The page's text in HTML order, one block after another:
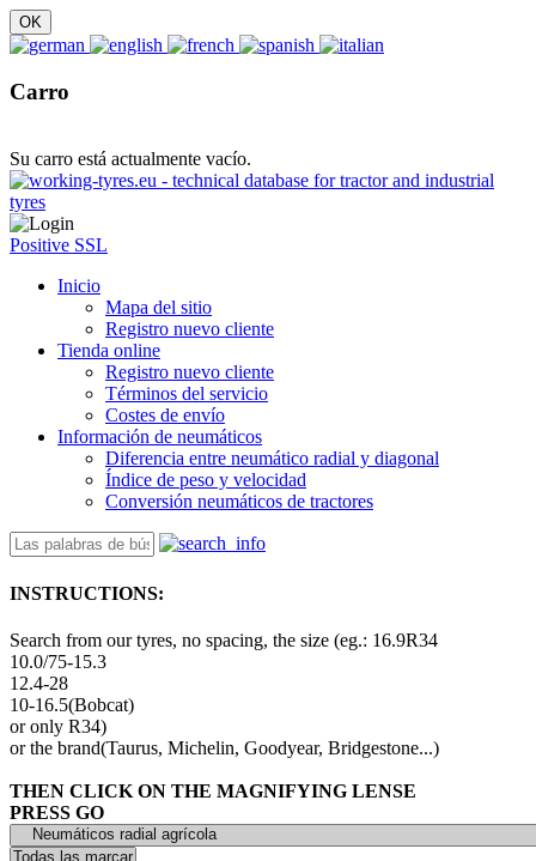
Carro
Su carro está actualmente vacío.
Positive SSL
Inicio
Mapa del sitio
Registro nuevo cliente
Tienda online
Registro nuevo cliente
Términos del servicio
Costes de envío
Información de neumáticos
Diferencia entre neumático radial y diagonal
Índice de peso y velocidad
Conversión neumáticos de tractores
INSTRUCTIONS:
Search from our tyres, no spacing, the size (eg.: 16.9R34
10.0/75-15.3
12.4-28
10-16.5(Bobcat)
or only R34)
or the brand(Taurus, Michelin, Goodyear, Bridgestone...)
THEN CLICK ON THE MAGNIFYING LENSE
PRESS GO